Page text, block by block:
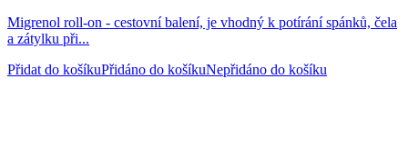
Migrenol roll-on - cestovní balení, je vhodný k potírání spánků, čela
a zátylku při...
Přidat do košíkuPřidáno do košíkuNepřidáno do košíku